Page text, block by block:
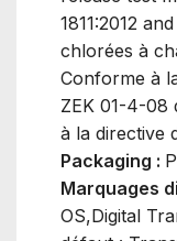
1811:2012
chlorées à
Conforme à
ZEK 01-4-08
à la directive
Packaging :
Marquages
OS,Digital